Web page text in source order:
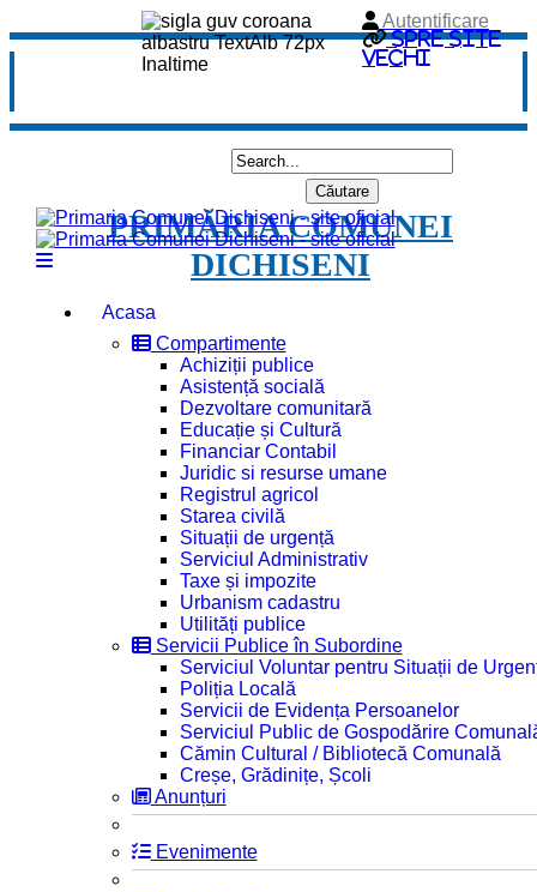
Spre site
vechi
Autentificare
PRIMĂRIA COMUNEI
DICHISENI
Acasa
Compartimente
Achiziții publice
Asistență socială
Dezvoltare comunitară
Educație și Cultură
Financiar Contabil
Juridic si resurse umane
Registrul agricol
Starea civilă
Situații de urgență
Serviciul Administrativ
Taxe și impozite
Urbanism cadastru
Utilități publice
Servicii Publice în Subordine
Serviciul Voluntar pentru Situații de
Poliția Locală
Servicii de Evidența Persoanelor
Serviciul Public de Gospodărire
Cămin Cultural / Bibliotecă Comunală
Creșe, Grădinițe, Școli
Anunțuri
Evenimente